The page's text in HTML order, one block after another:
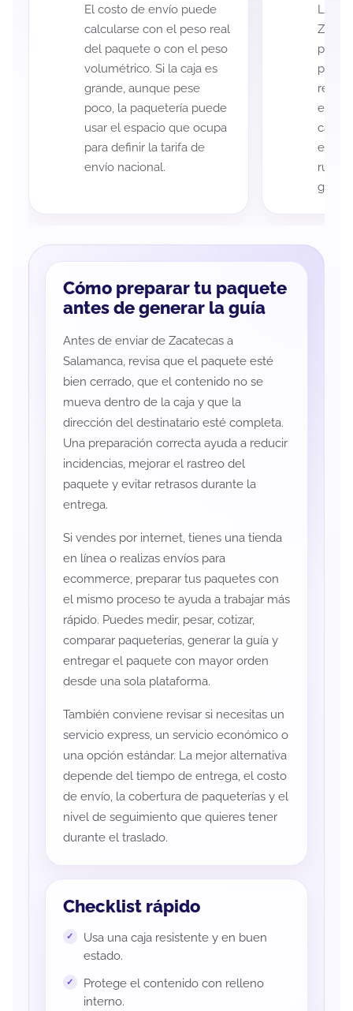
El costo de envío puede
calcularse con el peso real
del paquete o con el peso
volumétrico. Si la caja es
grande, aunque pese
poco, la paquetería puede
usar el espacio que ocupa
para definir la tarifa de
envío nacional.
La
cada
es
ruta
guía
Cómo preparar tu paquete
antes de generar la guía
Antes de enviar de Zacatecas a
Salamanca, revisa que el paquete esté
bien cerrado, que el contenido no se
mueva dentro de la caja y que la
dirección del destinatario esté completa.
Una preparación correcta ayuda a reducir
incidencias, mejorar el rastreo del
paquete y evitar retrasos durante la
entrega.
Si vendes por internet, tienes una tienda
en línea o realizas envíos para
ecommerce, preparar tus paquetes con
el mismo proceso te ayuda a trabajar más
rápido. Puedes medir, pesar, cotizar,
comparar paqueterías, generar la guía y
entregar el paquete con mayor orden
desde una sola plataforma.
También conviene revisar si necesitas un
servicio express, un servicio económico o
una opción estándar. La mejor alternativa
depende del tiempo de entrega, el costo
de envío, la cobertura de paqueterías y el
nivel de seguimiento que quieres tener
durante el traslado.
Checklist rápido
Usa una caja resistente y en buen
estado.
Protege el contenido con relleno
interno.